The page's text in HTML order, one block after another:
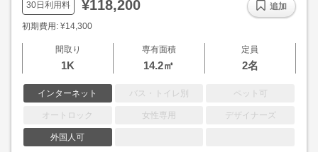
30日利用料 ¥118,200
初期費用: ¥14,300
間取り
1K
専有面積
14.2㎡
定員
2名
インターネット バス・トイレ別 ペット可
オートロック 女性専用 デザイナーズ
外国人可
追加